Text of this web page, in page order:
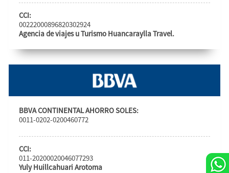
CCI:
00222000896820302924
Agencia de viajes u Turismo Huancaraylla Travel.
BBVA CONTINENTAL AHORRO SOLES:
0011-0202-0200460772
CCI:
011-20200020046077293
Yuly Huillcahuari Arotoma